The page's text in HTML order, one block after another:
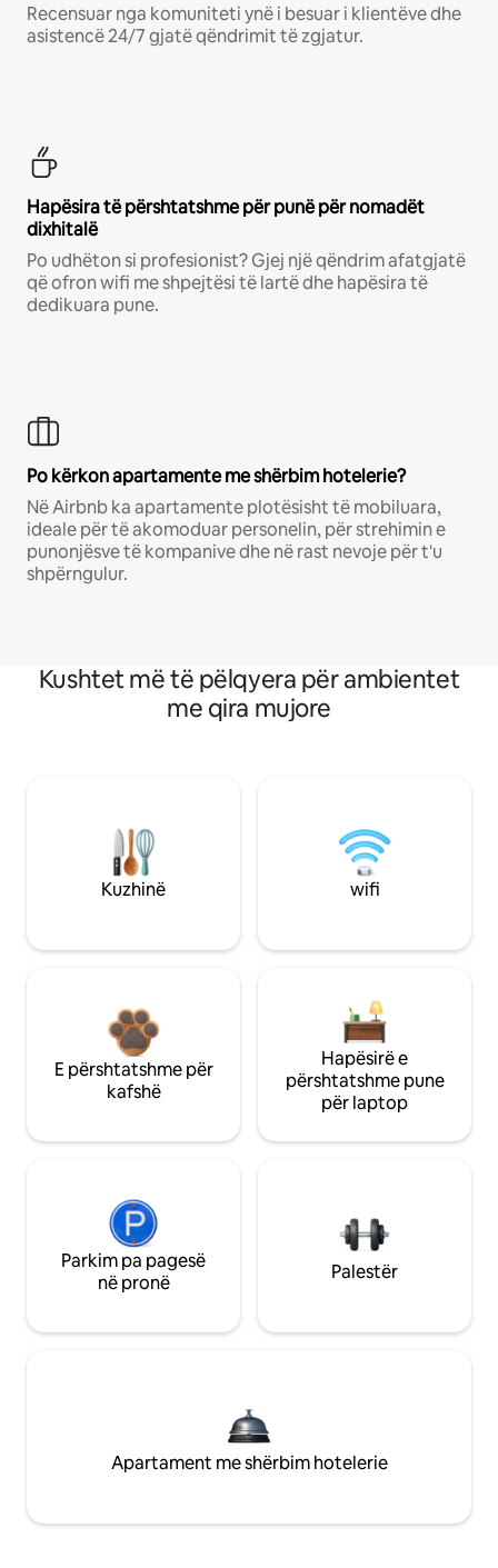
Recensuar nga komuniteti ynë i besuar i klientëve dhe
asistencë 24/7 gjatë qëndrimit të zgjatur.
Hapësira të përshtatshme për punë për nomadët
dixhitalë
Po udhëton si profesionist? Gjej një qëndrim afatgjatë
që ofron wifi me shpejtësi të lartë dhe hapësira të
dedikuara pune.
Po kërkon apartamente me shërbim hotelerie?
Në Airbnb ka apartamente plotësisht të mobiluara,
ideale për të akomoduar personelin, për strehimin e
punonjësve të kompanive dhe në rast nevoje për t'u
shpërngulur.
Kushtet më të pëlqyera për ambientet
me qira mujore
Kuzhinë wifi
E përshtatshme për
kafshë
Hapësirë e
përshtatshme pune
për laptop
Parkim pa pagesë
në pronë
Palestër
Apartament me shërbim hotelerie